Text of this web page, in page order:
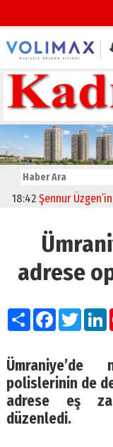
Şennur Üzgen’in
adrese
PaylaşFacebook
polislerinin de
adrese eş
düzenledi.